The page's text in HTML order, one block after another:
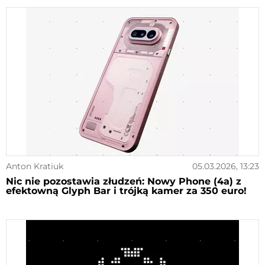
Anton Kratiuk 05.03.2026, 13:23
Nic nie pozostawia złudzeń: Nowy Phone (4a) z
efektowną Glyph Bar i trójką kamer za 350 euro!